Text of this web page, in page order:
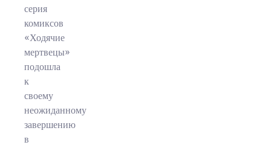
серия
комиксов
«Ходячие
мертвецы»
подошла
к
своему
неожиданному
завершению
в